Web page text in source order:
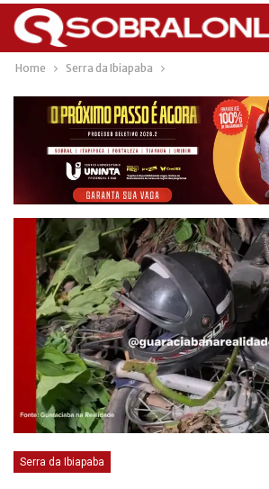
Home Serra da Ibiapaba
Serra da Ibiapaba